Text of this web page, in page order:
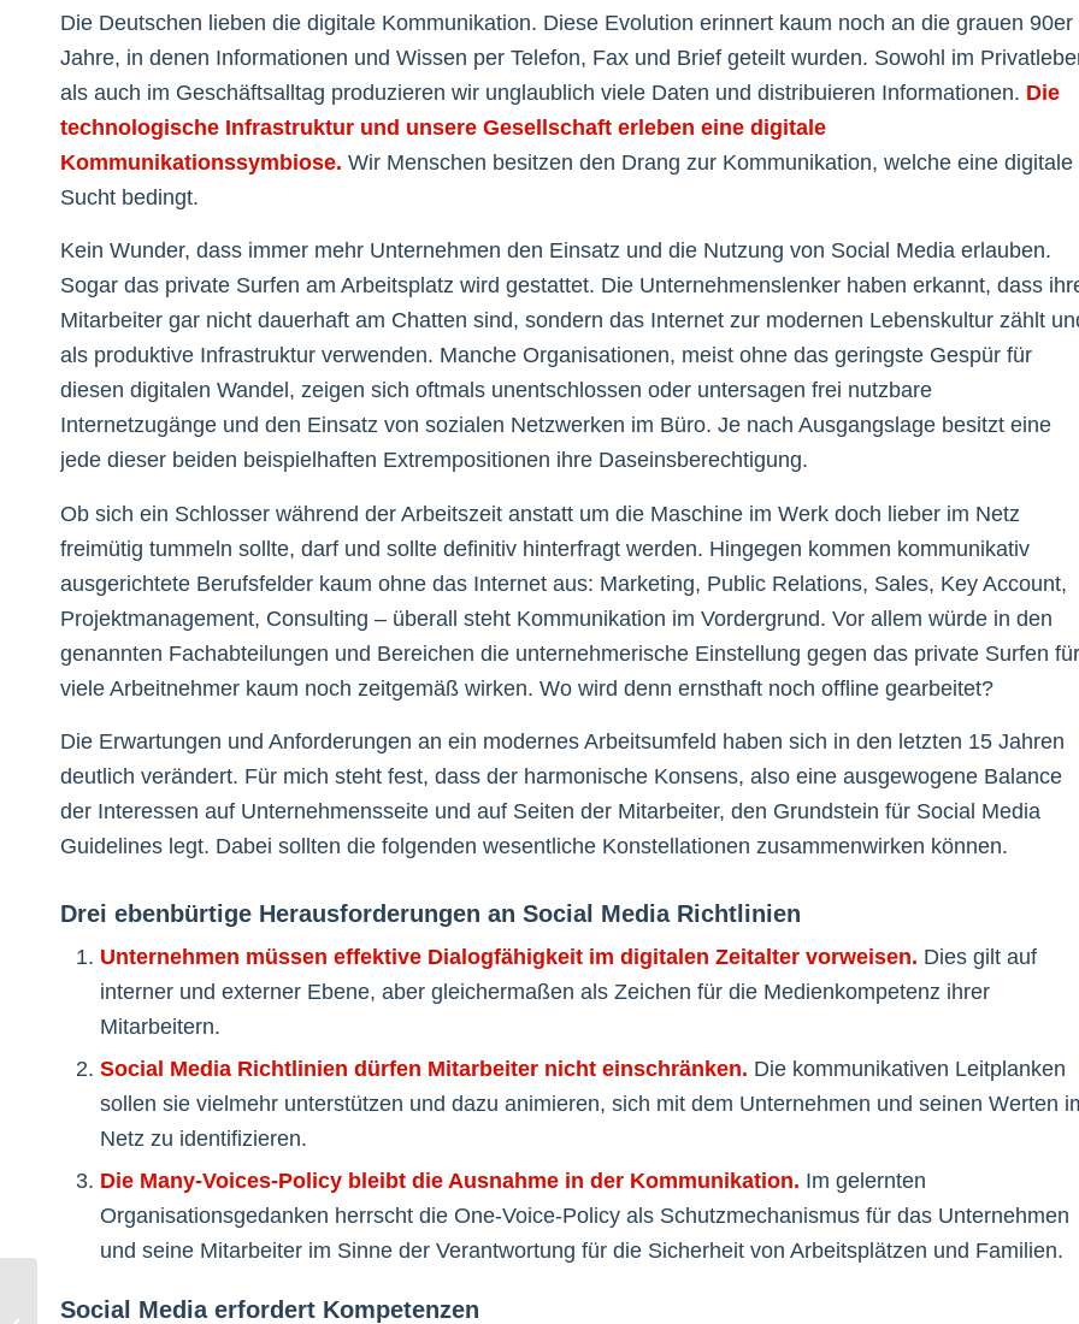
Die Deutschen lieben die digitale Kommunikation. Diese Evolution erinnert kaum noch an die grauen 90er
Jahre, in denen Informationen und Wissen per Telefon, Fax und Brief geteilt wurden. Sowohl im
als auch im Geschäftsalltag produzieren wir unglaublich viele Daten und distribuieren Informationen. Die
technologische Infrastruktur und unsere Gesellschaft erleben eine digitale
Kommunikationssymbiose. Wir Menschen besitzen den Drang zur Kommunikation, welche eine digitale
Sucht bedingt.
Kein Wunder, dass immer mehr Unternehmen den Einsatz und die Nutzung von Social Media erlauben.
Sogar das private Surfen am Arbeitsplatz wird gestattet. Die Unternehmenslenker haben erkannt, dass
Mitarbeiter gar nicht dauerhaft am Chatten sind, sondern das Internet zur modernen Lebenskultur zählt
als produktive Infrastruktur verwenden. Manche Organisationen, meist ohne das geringste Gespür für
diesen digitalen Wandel, zeigen sich oftmals unentschlossen oder untersagen frei nutzbare
Internetzugänge und den Einsatz von sozialen Netzwerken im Büro. Je nach Ausgangslage besitzt eine
jede dieser beiden beispielhaften Extrempositionen ihre Daseinsberechtigung.
Ob sich ein Schlosser während der Arbeitszeit anstatt um die Maschine im Werk doch lieber im Netz
freimütig tummeln sollte, darf und sollte definitiv hinterfragt werden. Hingegen kommen kommunikativ
ausgerichtete Berufsfelder kaum ohne das Internet aus: Marketing, Public Relations, Sales, Key Account,
Projektmanagement, Consulting – überall steht Kommunikation im Vordergrund. Vor allem würde in den
genannten Fachabteilungen und Bereichen die unternehmerische Einstellung gegen das private Surfen für
viele Arbeitnehmer kaum noch zeitgemäß wirken. Wo wird denn ernsthaft noch offline gearbeitet?
Die Erwartungen und Anforderungen an ein modernes Arbeitsumfeld haben sich in den letzten 15 Jahren
deutlich verändert. Für mich steht fest, dass der harmonische Konsens, also eine ausgewogene Balance
der Interessen auf Unternehmensseite und auf Seiten der Mitarbeiter, den Grundstein für Social Media
Guidelines legt. Dabei sollten die folgenden wesentliche Konstellationen zusammenwirken können.
Drei ebenbürtige Herausforderungen an Social Media Richtlinien
Unternehmen müssen effektive Dialogfähigkeit im digitalen Zeitalter vorweisen. Dies gilt auf
interner und externer Ebene, aber gleichermaßen als Zeichen für die Medienkompetenz ihrer
Mitarbeitern.
Social Media Richtlinien dürfen Mitarbeiter nicht einschränken. Die kommunikativen Leitplanken
sollen sie vielmehr unterstützen und dazu animieren, sich mit dem Unternehmen und seinen Werten
Netz zu identifizieren.
Die Many-Voices-Policy bleibt die Ausnahme in der Kommunikation. Im gelernten
Organisationsgedanken herrscht die One-Voice-Policy als Schutzmechanismus für das Unternehmen
und seine Mitarbeiter im Sinne der Verantwortung für die Sicherheit von Arbeitsplätzen und Familien.
Social Media erfordert Kompetenzen
Neue Rewe-App: Kaum